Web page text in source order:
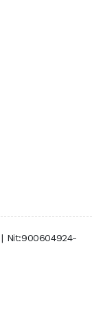
Nit:900604924-